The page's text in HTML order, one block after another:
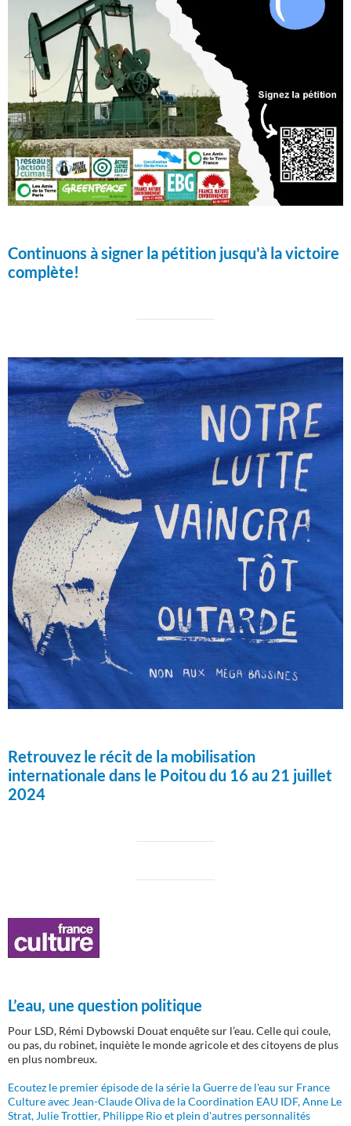
Continuons à signer la pétition jusqu'à la victoire
complète!
Retrouvez le récit de la mobilisation
internationale dans le Poitou du 16 au 21 juillet
2024
L’eau, une question politique
Pour LSD, Rémi Dybowski Douat enquête sur l’eau. Celle qui coule,
ou pas, du robinet, inquiète le monde agricole et des citoyens de plus
en plus nombreux.
Ecoutez le premier épisode de la série la Guerre de l'eau sur France
Culture avec Jean-Claude Oliva de la Coordination EAU IDF, Anne Le
Strat, Julie Trottier, Philippe Rio et plein d'autres personnalités